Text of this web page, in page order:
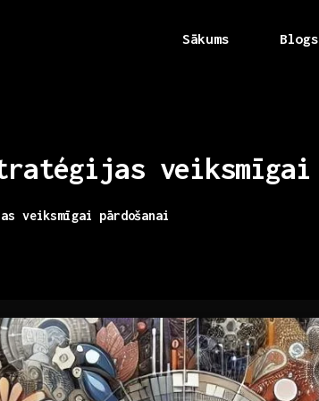
Sākums Blogs
veiksmīgai
veiksmīgai pārdošanai